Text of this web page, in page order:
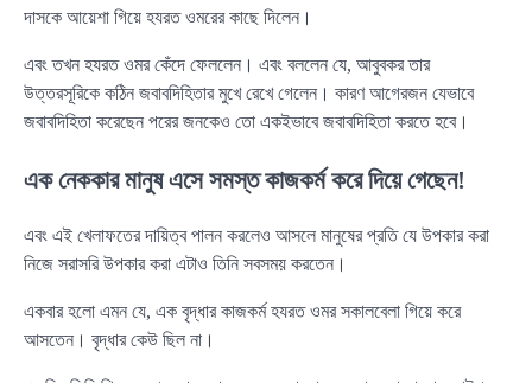
দাসকে আয়েশা গিয়ে হযরত ওমরের কাছে দিলেন।
এবং তখন হযরত ওমর কেঁদে ফেললেন। এবং বললেন যে, আবুবকর তার
উত্তরসূরিকে কঠিন জবাবদিহিতার মুখে রেখে গেলেন। কারণ আগেরজন যেভাবে
জবাবদিহিতা করেছেন পরের জনকেও তো একইভাবে জবাবদিহিতা করতে হবে।
এক নেককার মানুষ এসে সমস্ত কাজকর্ম করে দিয়ে গেছেন!
এবং এই খেলাফতের দায়িত্ব পালন করলেও আসলে মানুষের প্রতি যে উপকার করা
নিজে সরাসরি উপকার করা এটাও তিনি সবসময় করতেন।
একবার হলো এমন যে, এক বৃদ্ধার কাজকর্ম হযরত ওমর সকালবেলা গিয়ে করে
আসতেন। বৃদ্ধার কেউ ছিল না।